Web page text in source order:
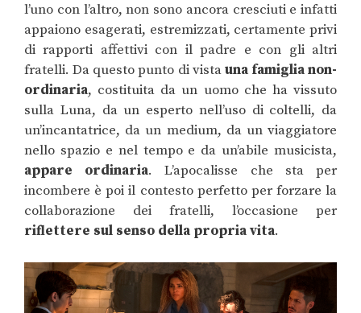
l’uno con l’altro, non sono ancora cresciuti e infatti
appaiono esagerati, estremizzati, certamente privi
di rapporti affettivi con il padre e con gli altri
fratelli. Da questo punto di vistauna famiglia non-
ordinaria, costituita da un uomo che ha vissuto
sulla Luna, da un esperto nell’uso di coltelli, da
un’incantatrice, da un medium, da un viaggiatore
nello spazio e nel tempo e da un’abile musicista,
appare ordinaria. L’apocalisse che sta per
incombere è poi il contesto perfetto per forzare la
collaborazione dei fratelli, l’occasione per
riflettere sul senso della propria vita.